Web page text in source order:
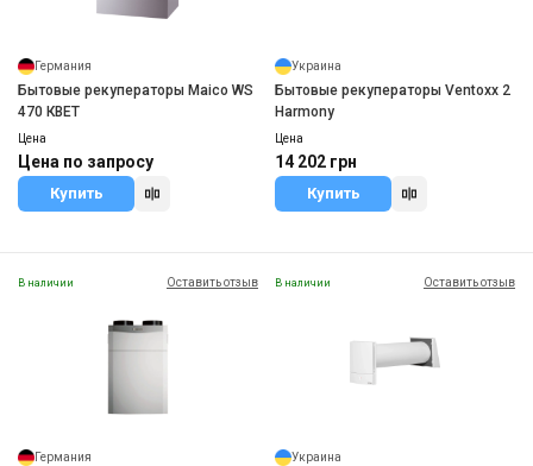
Германия
Бытовые рекуператоры Maico WS
470 КВЕТ
Цена
Цена по запросу
Купить
Украина
Бытовые рекуператоры Ventoxx 2
Harmony
Цена
14 202 грн
Купить
В наличии Оставить отзыв
Германия
В наличии Оставить отзыв
Украина